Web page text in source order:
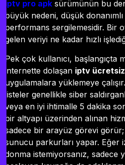
iptv pro apk sürümünün bu
büyük nedeni, düşük
performans sergilemesidir. Bir
gelen veriyi ne kadar hızlı
Pek çok kullanıcı, başlangıçta
internette dolaşan iptv ücretsiz
uygulamalara yüklemeye
listeler genellikle siber
veya en iyi ihtimalle 5 dakika
bir altyapı üzerinden alınan
sadece bir arayüz görevi görür;
sunucu parkurları yapar. Eğer
donma istemiyorsanız, sadece